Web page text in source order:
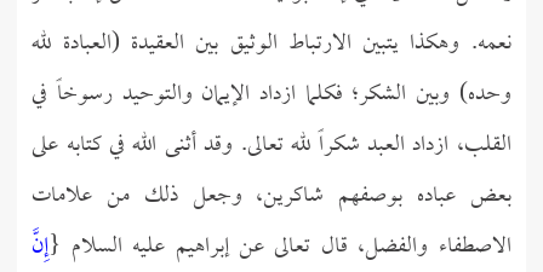
نعمه. وهكذا يتبين الارتباط الوثيق بين العقيدة (العبادة لله
وحده) وبين الشكر؛ فكلما ازداد الإيمان والتوحيد رسوخاً في
القلب، ازداد العبد شكراً لله تعالى. وقد أثنى الله في كتابه على
بعض عباده بوصفهم شاكرين، وجعل ذلك من علامات
الاصطفاء والفضل، قال تعالى عن إبراهيم عليه السلام {إِنَّ